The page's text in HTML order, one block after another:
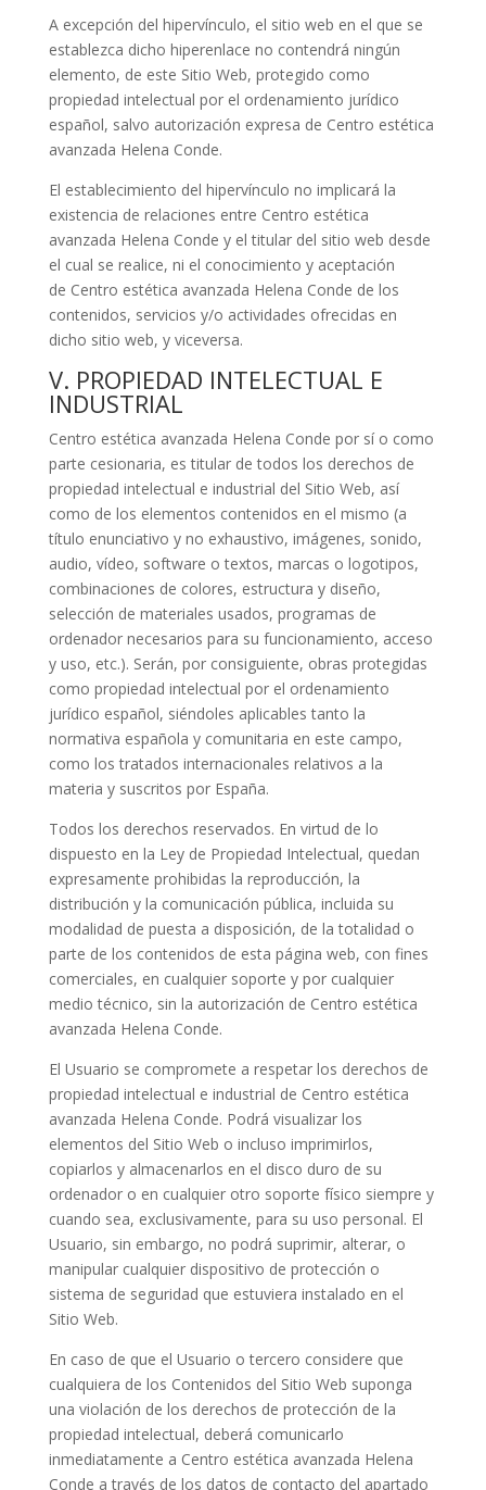
A excepción del hipervínculo, el sitio web en el que se
establezca dicho hiperenlace no contendrá ningún
elemento, de este Sitio Web, protegido como
propiedad intelectual por el ordenamiento jurídico
español, salvo autorización expresa de Centro estética
avanzada Helena Conde.
El establecimiento del hipervínculo no implicará la
existencia de relaciones entre Centro estética
avanzada Helena Conde y el titular del sitio web desde
el cual se realice, ni el conocimiento y aceptación
de Centro estética avanzada Helena Conde de los
contenidos, servicios y/o actividades ofrecidas en
dicho sitio web, y viceversa.
V. PROPIEDAD INTELECTUAL E
INDUSTRIAL
Centro estética avanzada Helena Conde por sí o como
parte cesionaria, es titular de todos los derechos de
propiedad intelectual e industrial del Sitio Web, así
como de los elementos contenidos en el mismo (a
título enunciativo y no exhaustivo, imágenes, sonido,
audio, vídeo, software o textos, marcas o logotipos,
combinaciones de colores, estructura y diseño,
selección de materiales usados, programas de
ordenador necesarios para su funcionamiento, acceso
y uso, etc.). Serán, por consiguiente, obras protegidas
como propiedad intelectual por el ordenamiento
jurídico español, siéndoles aplicables tanto la
normativa española y comunitaria en este campo,
como los tratados internacionales relativos a la
materia y suscritos por España.
Todos los derechos reservados. En virtud de lo
dispuesto en la Ley de Propiedad Intelectual, quedan
expresamente prohibidas la reproducción, la
distribución y la comunicación pública, incluida su
modalidad de puesta a disposición, de la totalidad o
parte de los contenidos de esta página web, con fines
comerciales, en cualquier soporte y por cualquier
medio técnico, sin la autorización de Centro estética
avanzada Helena Conde.
El Usuario se compromete a respetar los derechos de
propiedad intelectual e industrial de Centro estética
avanzada Helena Conde. Podrá visualizar los
elementos del Sitio Web o incluso imprimirlos,
copiarlos y almacenarlos en el disco duro de su
ordenador o en cualquier otro soporte físico siempre y
cuando sea, exclusivamente, para su uso personal. El
Usuario, sin embargo, no podrá suprimir, alterar, o
manipular cualquier dispositivo de protección o
sistema de seguridad que estuviera instalado en el
Sitio Web.
En caso de que el Usuario o tercero considere que
cualquiera de los Contenidos del Sitio Web suponga
una violación de los derechos de protección de la
propiedad intelectual, deberá comunicarlo
inmediatamente a Centro estética avanzada Helena
Conde a través de los datos de contacto del apartado